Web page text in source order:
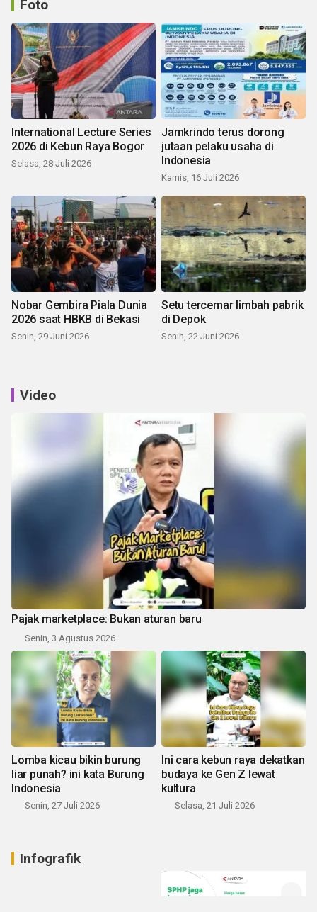
Foto
International Lecture Series
2026 di Kebun Raya Bogor
Selasa, 28 Juli 2026
Jamkrindo terus dorong
jutaan pelaku usaha di
Indonesia
Kamis, 16 Juli 2026
Nobar Gembira Piala Dunia
2026 saat HBKB di Bekasi
Senin, 29 Juni 2026
Setu tercemar limbah pabrik
di Depok
Senin, 22 Juni 2026
Video
Pajak marketplace: Bukan aturan baru
Senin, 3 Agustus 2026
Lomba kicau bikin burung
liar punah? ini kata Burung
Indonesia
Senin, 27 Juli 2026
Ini cara kebun raya dekatkan
budaya ke Gen Z lewat
kultura
Selasa, 21 Juli 2026
Infografik